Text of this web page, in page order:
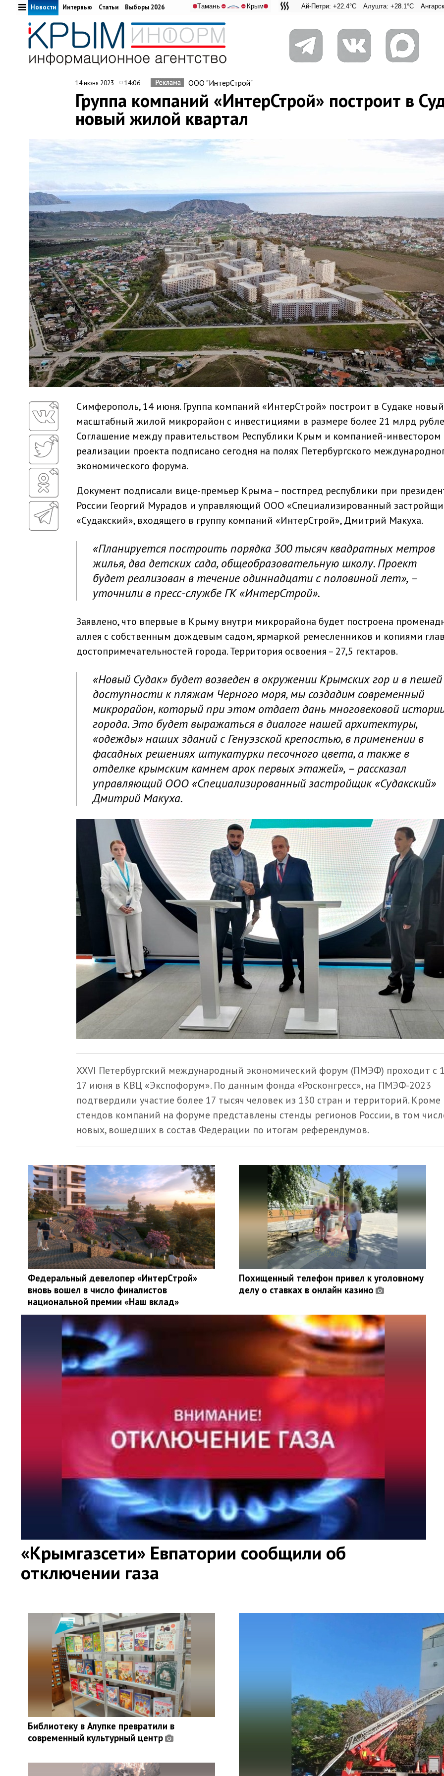
Адмиральская
Ай-Петри: +22.4°C Алушта: +28.1°C Ангарский перевал:
Тамань ⛔ ⛔ Крым
Новости Интервью Статьи Выборы 2026
14 июня 2023 14:06 ООО "ИнтерСтрой"
Группа компаний «ИнтерСтрой» построит в
новый жилой квартал
Симферополь, 14 июня. Группа компаний «ИнтерСтрой» построит в Судаке новый
масштабный жилой микрорайон с инвестициями в размере более 21 млрд
Соглашение между правительством Республики Крым и компанией-инвестором
реализации проекта подписано сегодня на полях Петербургского
экономического форума.
Документ подписали вице-премьер Крыма – постпред республики при
России Георгий Мурадов и управляющий ООО «Специализированный
«Судакский», входящего в группу компаний «ИнтерСтрой», Дмитрий Макуха.
«Планируется построить порядка 300 тысяч квадратных метров
жилья, два детских сада, общеобразовательную школу. Проект
будет реализован в течение одиннадцати с половиной лет», –
уточнили в пресс-службе ГК «ИнтерСтрой».
Заявлено, что впервые в Крыму внутри микрорайона будет построена
аллея с собственным дождевым садом, ярмаркой ремесленников и копиями
достопримечательностей города. Территория освоения – 27,5 гектаров.
«Новый Судак» будет возведен в окружении Крымских гор и в пешей
доступности к пляжам Черного моря, мы создадим современный
микрорайон, который при этом отдает дань многовековой
города. Это будет выражаться в диалоге нашей архитектуры,
«одежды» наших зданий с Генуэзской крепостью, в применении в
фасадных решениях штукатурки песочного цвета, а также в
отделке крымским камнем арок первых этажей», – рассказал
управляющий ООО «Специализированный застройщик «Судакский»
Дмитрий Макуха.
XXVI Петербургский международный экономический форум (ПМЭФ) проходит с
17 июня в КВЦ «Экспофорум». По данным фонда «Росконгресс», на ПМЭФ-2023
подтвердили участие более 17 тысяч человек из 130 стран и территорий. Кроме
стендов компаний на форуме представлены стенды регионов России, в том
новых, вошедших в состав Федерации по итогам референдумов.
Федеральный девелопер «ИнтерСтрой»
вновь вошел в число финалистов
национальной премии «Наш вклад»
Похищенный телефон привел к уголовному
делу о ставках в онлайн казино
«Крымгазсети» Евпатории сообщили об
отключении газа
Библиотеку в Алупке превратили в
современный культурный центр